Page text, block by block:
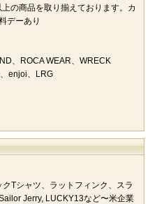
の商品を取り揃えております。カ
デーあり
、ROCA WEAR、WRECK
enjoi、LRG
Tシャツ、ラットフィンク、スラ
Jerry, LUCKY13など〜米企業